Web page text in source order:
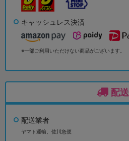
キャッシュレス決済
※一部ご利用いただけない商品がございます。
配送
配送業者
ヤマト運輸、佐川急便